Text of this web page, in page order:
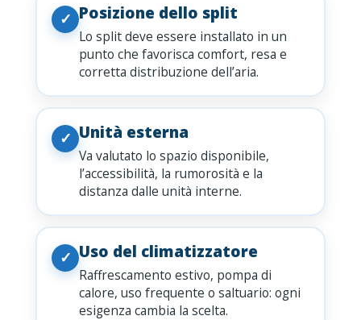
✓ Posizione dello split
Lo split deve essere installato in un
punto che favorisca comfort, resa e
corretta distribuzione dell’aria.
✓ Unità esterna
Va valutato lo spazio disponibile,
l’accessibilità, la rumorosità e la
distanza dalle unità interne.
✓ Uso del climatizzatore
Raffrescamento estivo, pompa di
calore, uso frequente o saltuario: ogni
esigenza cambia la scelta.